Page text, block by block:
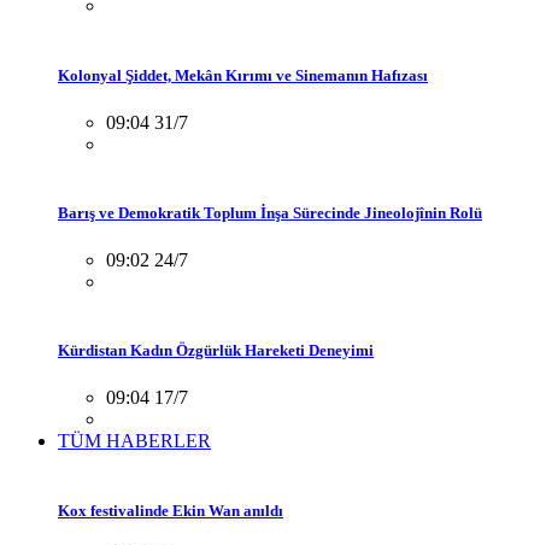
Kolonyal Şiddet, Mekân Kırımı ve Sinemanın Hafızası
09:04 31/7
Barış ve Demokratik Toplum İnşa Sürecinde Jineolojînin Rolü
09:02 24/7
Kürdistan Kadın Özgürlük Hareketi Deneyimi
09:04 17/7
TÜM HABERLER
Kox festivalinde Ekin Wan anıldı